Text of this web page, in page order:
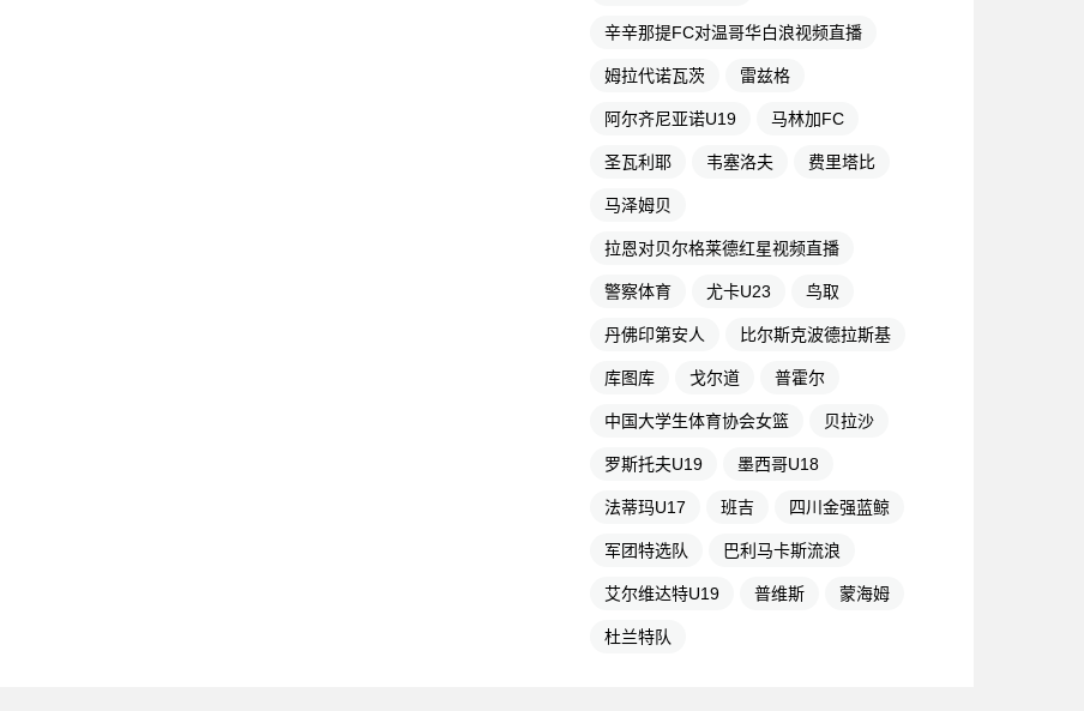
辛辛那提FC对温哥华白浪视频直播
姆拉代诺瓦茨 雷兹格
阿尔齐尼亚诺U19 马林加FC
圣瓦利耶 韦塞洛夫 费里塔比
马泽姆贝
拉恩对贝尔格莱德红星视频直播
警察体育 尤卡U23 鸟取
丹佛印第安人 比尔斯克波德拉斯基
库图库 戈尔道 普霍尔
中国大学生体育协会女篮 贝拉沙
罗斯托夫U19 墨西哥U18
法蒂玛U17 班吉 四川金强蓝鲸
军团特选队 巴利马卡斯流浪
艾尔维达特U19 普维斯 蒙海姆
杜兰特队